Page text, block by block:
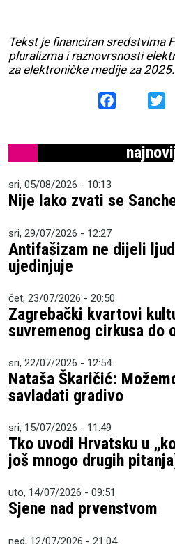
Tekst je financiran sredstvima
pluralizma i raznovrsnosti
za elektroničke medije za
Facebook
sri, 05/08/2026 - 10:13
Nije lako zvati se
sri, 29/07/2026 - 12:27
Antifašizam ne dijeli
ujedinjuje
čet, 23/07/2026 - 20:50
Zagrebački kvartovi
suvremenog cirkusa do
sri, 22/07/2026 - 12:54
Nataša Škaričić:
savladati gradivo
sri, 15/07/2026 - 11:49
Tko uvodi Hrvatsku u
još mnogo drugih
uto, 14/07/2026 - 09:51
Sjene nad prvenstvom
ned, 12/07/2026 - 21:04